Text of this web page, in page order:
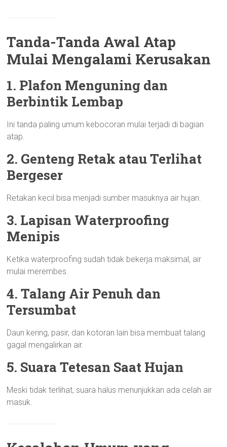
Tanda-Tanda Awal Atap
Mulai Mengalami Kerusakan
1. Plafon Menguning dan
Berbintik Lembap
Ini tanda paling umum kebocoran mulai terjadi di bagian
atap.
2. Genteng Retak atau Terlihat
Bergeser
Retakan kecil bisa menjadi sumber masuknya air hujan.
3. Lapisan Waterproofing
Menipis
Ketika waterproofing sudah tidak bekerja maksimal, air
mulai merembes.
4. Talang Air Penuh dan
Tersumbat
Daun kering, pasir, dan kotoran lain bisa membuat talang
gagal mengalirkan air.
5. Suara Tetesan Saat Hujan
Meski tidak terlihat, suara halus menunjukkan ada celah air
masuk.